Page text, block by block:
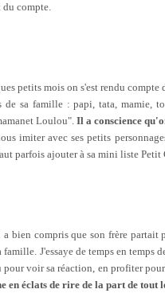
du compte.
petits mois on s'est rendu
de sa famille : papi, tata, mamie,
Loulou". Il a conscience
imiter avec ses petits
parfois ajouter à sa mini liste Petit
bien compris que son frère
J'essaye de temps en temps
voir sa réaction, en profiter
en éclats de rire de la part de tout